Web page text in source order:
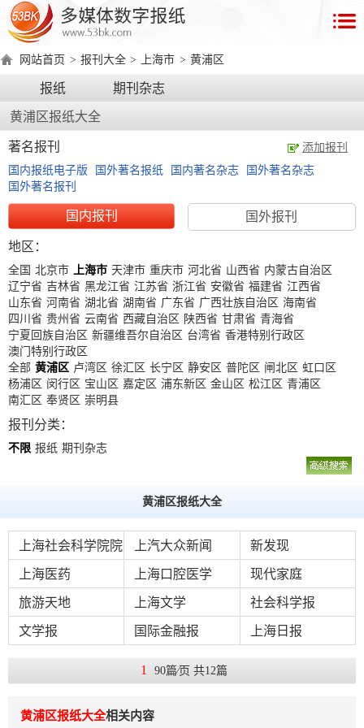
首
页
数
报
产
品
字
报
电
脑
版
字
报
手
机
版
线
演
示
产
品
介
绍
产
品
优
势
产
品
分
类
环
境
要
求
著
作
权
证
产
品
价
格
数
字
报
服
品
下
级
日
见
问
何
购
网站首页 > 报刊大全 > 上海市 > 黄浦区
报纸 期刊杂志
黄浦区报纸大全
著名报刊
添加报刊
国内报纸电子版
国外著名报纸 国内著名杂志
国外著名杂志
国外著名报刊
国内报刊 国外报刊
地区：
全国 北京市 上海市 天津市 重庆市 河北省 山西省 内蒙古自治区
辽宁省 吉林省 黑龙江省 江苏省 浙江省 安徽省 福建省 江西省
山东省 河南省 湖北省 湖南省 广东省 广西壮族自治区 海南省
四川省 贵州省 云南省 西藏自治区 陕西省 甘肃省 青海省
宁夏回族自治区 新疆维吾尔自治区 台湾省 香港特别行政区
澳门特别行政区
全部 黄浦区 卢湾区 徐汇区 长宁区 静安区 普陀区 闸北区 虹口区
杨浦区 闵行区 宝山区 嘉定区 浦东新区 金山区 松江区 青浦区
南汇区 奉贤区 崇明县
报刊分类：
不限 报纸 期刊杂志
黄浦区报纸大全
上海社会科学院院
报
上汽大众新闻 新发现
上海医药 上海口腔医学 现代家庭
旅游天地 上海文学 社会科学报
文学报 国际金融报 上海日报
1 90篇⁄页 共12篇
黄浦区报纸大全相关内容